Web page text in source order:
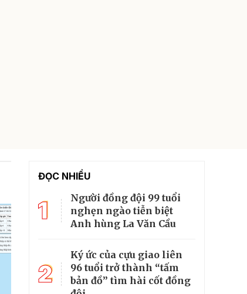
ĐỌC NHIỀU
1
Người đồng đội 99 tuổi
nghẹn ngào tiễn biệt
Anh hùng La Văn Cầu
2
Ký ức của cựu giao liên
96 tuổi trở thành “tấm
bản đồ” tìm hài cốt đồng